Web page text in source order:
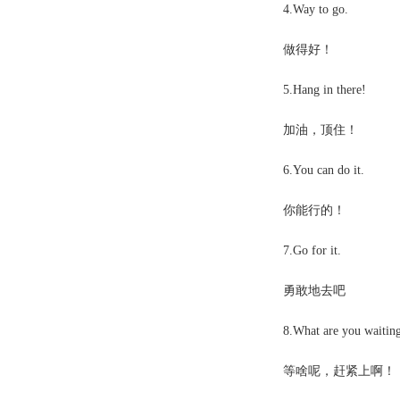
4.Way to go.
做得好！
5.Hang in there!
加油，顶住！
6.You can do it.
你能行的！
7.Go for it.
勇敢地去吧
8.What are you
等啥呢，赶紧上啊！